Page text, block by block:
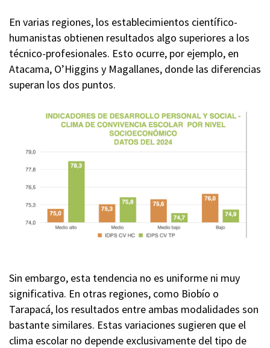
En varias regiones, los establecimientos científico-
humanistas obtienen resultados algo superiores a los
técnico-profesionales. Esto ocurre, por ejemplo, en
Atacama, O’Higgins y Magallanes, donde las diferencias
superan los dos puntos.
Sin embargo, esta tendencia no es uniforme ni muy
significativa. En otras regiones, como Biobío o
Tarapacá, los resultados entre ambas modalidades son
bastante similares. Estas variaciones sugieren que el
clima escolar no depende exclusivamente del tipo de